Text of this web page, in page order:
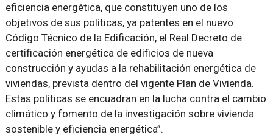
eficiencia energética, que constituyen uno de los
objetivos de sus políticas, ya patentes en el nuevo
Código Técnico de la Edificación, el Real Decreto de
certificación energética de edificios de nueva
construcción y ayudas a la rehabilitación energética de
viviendas, prevista dentro del vigente Plan de Vivienda.
Estas políticas se encuadran en la lucha contra el cambio
climático y fomento de la investigación sobre vivienda
sostenible y eficiencia energética”.